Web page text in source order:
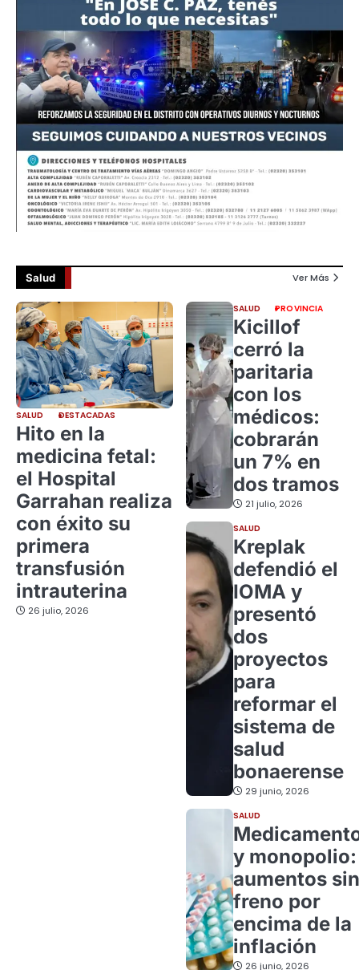
Salud Ver Más
SALUD DESTACADAS
Hito en la
medicina fetal:
el Hospital
Garrahan realiza
con éxito su
primera
transfusión
intrauterina
26 julio, 2026
SALUD PROVINCIA
Kicillof
cerró la
paritaria
con los
médicos:
cobrarán
un 7% en
dos tramos
21 julio, 2026
SALUD
Kreplak
defendió el
IOMA y
presentó
dos
proyectos
para
reformar el
sistema de
salud
bonaerense
29 junio, 2026
SALUD
y monopolio:
aumentos sin
freno por
encima de la
inflación
26 junio, 2026